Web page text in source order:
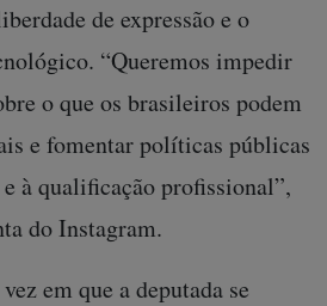
de expressão e o
“Queremos impedir
o que os brasileiros podem
e fomentar políticas públicas
à qualificação profissional”,
do Instagram.
em que a deputada se